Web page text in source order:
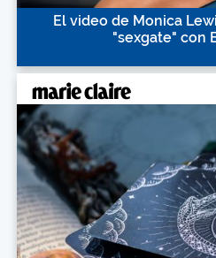
El video de Monica
"sexgate" con